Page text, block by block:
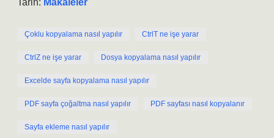
Tarih: Makaleler
Çoklu kopyalama nasıl yapılır CtrlT ne işe yarar
CtrlZ ne işe yarar Dosya kopyalama nasıl yapılır
Excelde sayfa kopyalama nasıl yapılır
PDF sayfa çoğaltma nasıl yapılır PDF sayfası nasıl kopyalanır
Sayfa ekleme nasıl yapılır